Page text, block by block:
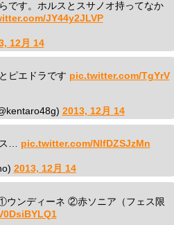
です。ホルスとスサノオ持ってなか
JY44y2JLVP
12月 14
ピエドラです pic.twitter.com/TgYrV
2013, 12月 14
… pic.twitter.com/NlfDZSJzMn
2013, 12月 14
ンディーネ ②赤ソニア（フェス限